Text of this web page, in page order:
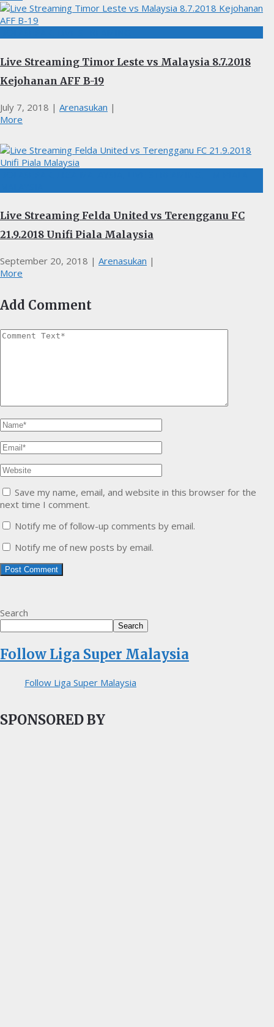
Live Streaming Timor Leste vs Malaysia 8.7.2018
Kejohanan AFF B-19
July 7, 2018 | Arenasukan |
More
Live Streaming Felda United vs Terengganu FC
21.9.2018 Unifi Piala Malaysia
September 20, 2018 | Arenasukan |
More
Add Comment
Save my name, email, and website in this browser for the
next time I comment.
Notify me of follow-up comments by email.
Notify me of new posts by email.
Search
Search
Follow Liga Super Malaysia
Follow Liga Super Malaysia
SPONSORED BY